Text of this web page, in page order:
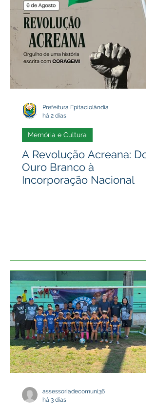
A Revolução Acreana: Do
Ouro Branco à
Incorporação Nacional
Memória e Cultura
Prefeitura Epitaciolândia
há 2 dias
assessoriadecomuni36
há 3 dias